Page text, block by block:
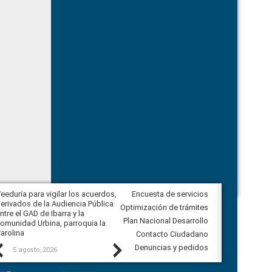
Previous
para vigilar los acuerdos,
de la Audiencia Pública
el GAD de Ibarra y la
Urbina, parroquia la
5 agosto, 2026
CPCCS convoca a Veeduría
Ciudadana para vigilar el concurso
5 agosto, 2026
Next
Encuesta de servicios
Optimización de trámites
Plan Nacional Desarrollo
Contacto Ciudadano
Denuncias y pedidos